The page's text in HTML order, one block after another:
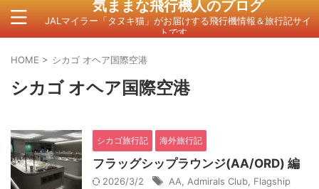
気ままな飛行機人のプログ
JALマイラー「タヌキ猫」がお届けする飛行機情報＆旅行記サイ
トです。
HOME > シカゴ オヘア国際空港
シカゴ オヘア国際空港
シカゴ旅行記 海外旅行記
フラッグシップラウンジ(AA/ORD) 編
2026/3/2 AA Admirals Club Flagship